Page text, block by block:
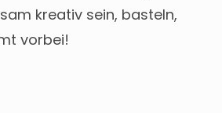
kreativ sein, basteln,
vorbei!